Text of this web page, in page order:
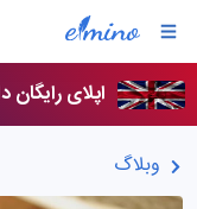
اپلای رایگان
وبلاگ